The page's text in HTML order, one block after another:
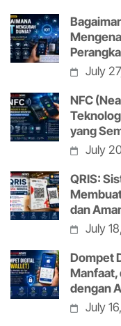
July
NFC
yang
July
QRIS:
dan
July
Dompet
Manfaat,
dengan
July